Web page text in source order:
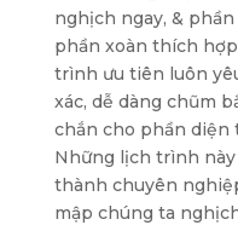
nghịch ngay, &
phần xoàn thích
trình ưu tiên luôn
xác, dễ dàng chũm
chắn cho phần diện
Những lịch trình này
thành chuyên
mập chúng ta